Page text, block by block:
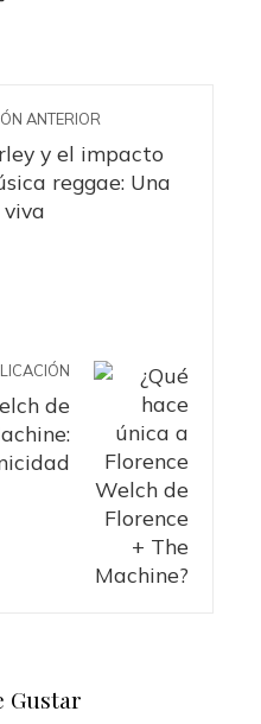
ANTERIOR
y el impacto
reggae: Una
de
Gustar